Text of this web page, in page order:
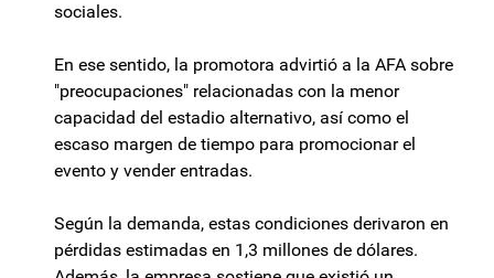
sociales.
En ese sentido, la promotora advirtió a la AFA sobre
"preocupaciones" relacionadas con la menor
capacidad del estadio alternativo, así como el
escaso margen de tiempo para promocionar el
evento y vender entradas.
Según la demanda, estas condiciones derivaron en
pérdidas estimadas en 1,3 millones de dólares.